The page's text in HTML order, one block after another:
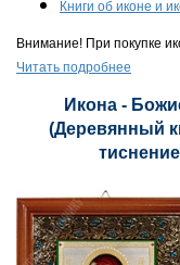
Книги об иконе и
Внимание! При покупке
Читать подробнее
Икона -
(Деревянный